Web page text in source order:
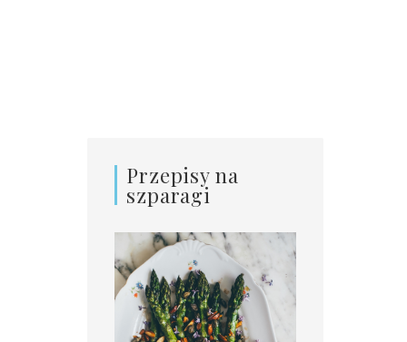
Przepisy na
szparagi